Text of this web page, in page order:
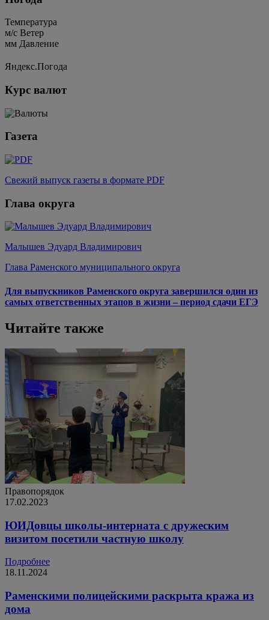
Температура
м/c Ветер
мм Давление
Яндекс.Погода
Курс валют
Газета
Свежий выпуск газеты в формате PDF
Глава округа
Малышев Эдуард Владимирович
Глава Раменского муниципального округа
Для выпускников Раменского округа завершился один из
самых ответственных этапов в жизни – период сдачи ЕГЭ
Читайте также
Правопорядок
17.02.2023
ЮИДовцы школы-интерната с дружеским
визитом посетили частную школу
Подробнее
18.11.2024
Раменскими полицейскими раскрыта кража из
дома